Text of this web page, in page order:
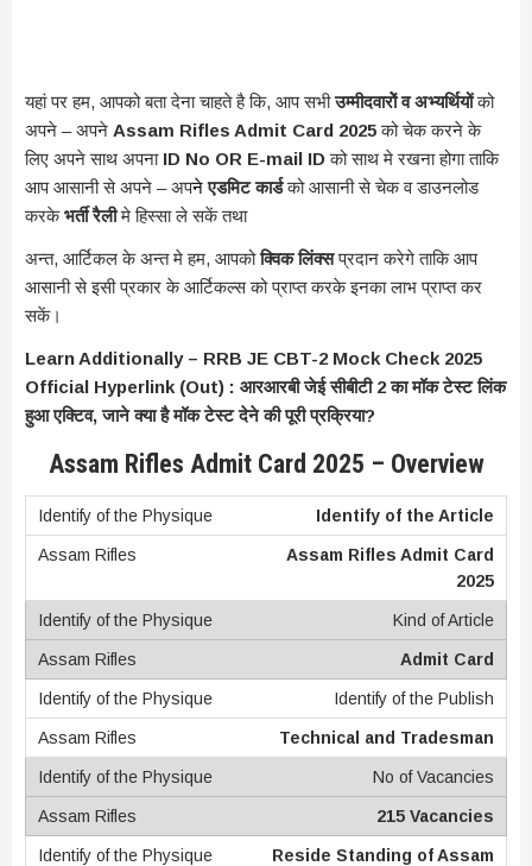
यहां पर हम, आपको बता देना चाहते है कि, आप सभीउम्मीदवारोें व अभ्यर्थियोंको
अपने – अपने Assam Rifles Admit Card 2025को चेक करने के
लिए अपने साथ अपना ID No OR E-mail IDको साथ मे रखना होगा ताकि
आप आसानी से अपने – अपने एडमिट कार्डको आसानी से चेक व डाउनलोड
करकेभर्ती रैलीमे हिस्सा ले सकें तथा
अन्त, आर्टिकल के अन्त मे हम, आपकोक्विक लिंक्सप्रदान करेगे ताकि आप
आसानी से इसी प्रकार के आर्टिकल्स को प्राप्त करके इनका लाभ प्राप्त कर
सकें।
Learn Additionally – RRB JE CBT-2 Mock Check 2025
Official Hyperlink (Out) : आरआरबी जेई सीबीटी 2 का मॉक टेस्ट लिंक
हुआ एक्टिव, जाने क्या है मॉक टेस्ट देने की पूरी प्रक्रिया?
Assam Rifles Admit Card 2025 – Overview
Identify of the Article
Assam Rifles Admit Card
2025
Kind of Article
Admit Card
Identify of the Publish
Technical and Tradesman
No of Vacancies
215 Vacancies
Reside Standing of Assam